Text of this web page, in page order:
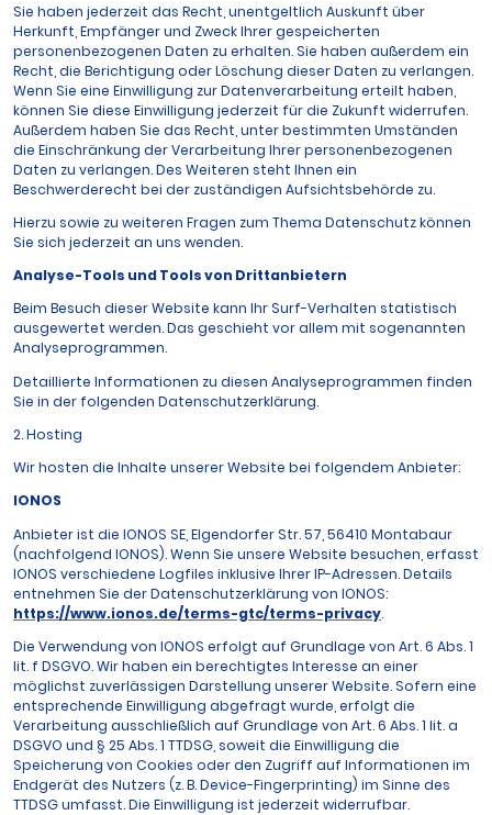
Sie haben jederzeit das Recht, unentgeltlich Auskunft über
Herkunft, Empfänger und Zweck Ihrer gespeicherten
personenbezogenen Daten zu erhalten. Sie haben außerdem ein
Recht, die Berichtigung oder Löschung dieser Daten zu verlangen.
Wenn Sie eine Einwilligung zur Datenverarbeitung erteilt haben,
können Sie diese Einwilligung jederzeit für die Zukunft widerrufen.
Außerdem haben Sie das Recht, unter bestimmten Umständen
die Einschränkung der Verarbeitung Ihrer personenbezogenen
Daten zu verlangen. Des Weiteren steht Ihnen ein
Beschwerderecht bei der zuständigen Aufsichtsbehörde zu.
Hierzu sowie zu weiteren Fragen zum Thema Datenschutz können
Sie sich jederzeit an uns wenden.
Analyse-Tools und Tools von Dritt­anbietern
Beim Besuch dieser Website kann Ihr Surf-Verhalten statistisch
ausgewertet werden. Das geschieht vor allem mit sogenannten
Analyseprogrammen.
Detaillierte Informationen zu diesen Analyseprogrammen finden
Sie in der folgenden Datenschutzerklärung.
2. Hosting
Wir hosten die Inhalte unserer Website bei folgendem Anbieter:
IONOS
Anbieter ist die IONOS SE, Elgendorfer Str. 57, 56410 Montabaur
(nachfolgend IONOS). Wenn Sie unsere Website besuchen, erfasst
IONOS verschiedene Logfiles inklusive Ihrer IP-Adressen. Details
entnehmen Sie der Datenschutzerklärung von IONOS:
https://www.ionos.de/terms-gtc/terms-privacy.
Die Verwendung von IONOS erfolgt auf Grundlage von Art. 6 Abs. 1
lit. f DSGVO. Wir haben ein berechtigtes Interesse an einer
möglichst zuverlässigen Darstellung unserer Website. Sofern eine
entsprechende Einwilligung abgefragt wurde, erfolgt die
Verarbeitung ausschließlich auf Grundlage von Art. 6 Abs. 1 lit. a
DSGVO und § 25 Abs. 1 TTDSG, soweit die Einwilligung die
Speicherung von Cookies oder den Zugriff auf Informationen im
Endgerät des Nutzers (z. B. Device-Fingerprinting) im Sinne des
TTDSG umfasst. Die Einwilligung ist jederzeit widerrufbar.